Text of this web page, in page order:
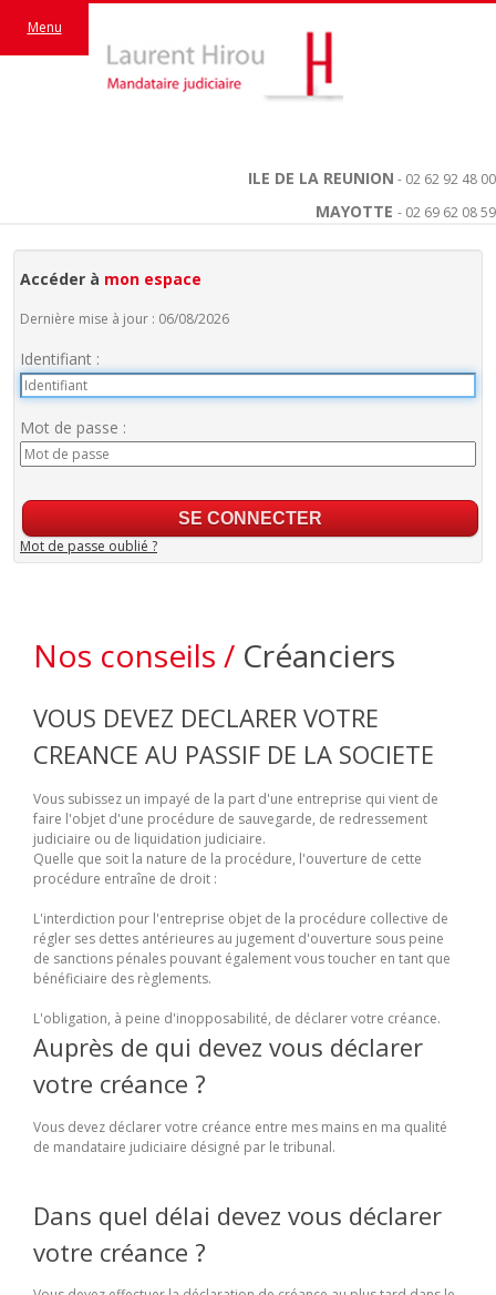
ILE DE LA REUNION - 02 62 92 48 00
MAYOTTE - 02 69 62 08 59
Menu
Accéder à mon espace
Dernière mise à jour : 06/08/2026
Identifiant :
Mot de passe :
Mot de passe oublié ?
Nos conseils / Créanciers
VOUS DEVEZ DECLARER VOTRE
CREANCE AU PASSIF DE LA SOCIETE
Vous subissez un impayé de la part d'une entreprise qui vient de
faire l'objet d'une procédure de sauvegarde, de redressement
judiciaire ou de liquidation judiciaire.
Quelle que soit la nature de la procédure, l'ouverture de cette
procédure entraîne de droit :
L'interdiction pour l'entreprise objet de la procédure collective de
régler ses dettes antérieures au jugement d'ouverture sous peine
de sanctions pénales pouvant également vous toucher en tant que
bénéficiaire des règlements.
L'obligation, à peine d'inopposabilité, de déclarer votre créance.
Auprès de qui devez vous déclarer
votre créance ?
Vous devez déclarer votre créance entre mes mains en ma qualité
de mandataire judiciaire désigné par le tribunal.
Dans quel délai devez vous déclarer
votre créance ?